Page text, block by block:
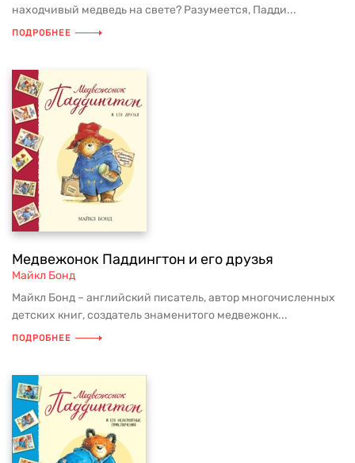
находчивый медведь на свете? Разумеется, Падди...
ПОДРОБНЕЕ
Медвежонок Паддингтон и его друзья
Майкл Бонд
Майкл Бонд – английский писатель, автор многочисленных
детских книг, создатель знаменитого медвежонк...
ПОДРОБНЕЕ